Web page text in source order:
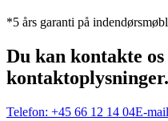
*5 års garanti på
Du kan kontakte os
kontaktoplysninger.
Telefon: +45 66 12 14 04E-